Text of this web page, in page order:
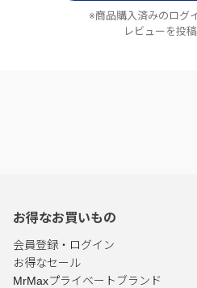
※商品購入済みのログ
レビューを投
お得なお買いもの
会員登録・ログイン
お得なセール
MrMaxプライベートブランド